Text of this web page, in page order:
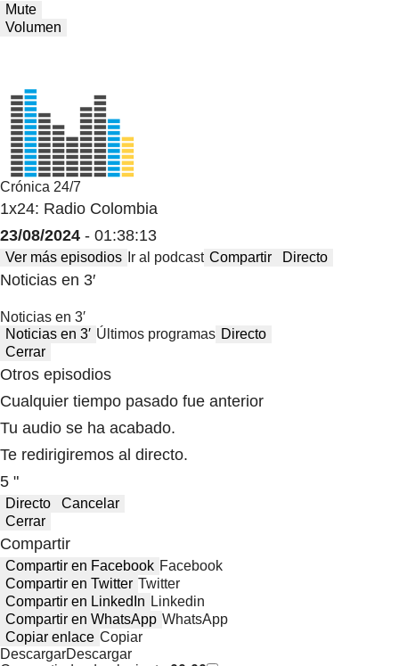
Mute
Volumen
Crónica 24/7
1x24: Radio Colombia
23/08/2024 - 01:38:13
Ver más episodios Ir al podcast Compartir Directo
Noticias en 3′
Noticias en 3′
Noticias en 3′ Últimos programas Directo
Cerrar
Otros episodios
Cualquier tiempo pasado fue anterior
Tu audio se ha acabado.
Te redirigiremos al directo.
5 "
Directo
Cancelar
Cerrar
Compartir
Compartir en Facebook Facebook
Compartir en Twitter Twitter
Compartir en LinkedIn Linkedin
Compartir en WhatsApp WhatsApp
Copiar enlace Copiar
DescargarDescargar